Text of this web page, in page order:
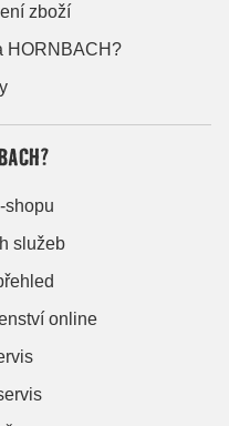
zboží
HORNBACH?
shopu
služeb
online